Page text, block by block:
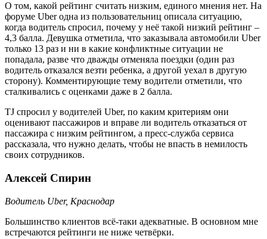
О том, какой рейтинг считать низким, единого мнения нет. На
форуме Uber одна из пользовательниц описала ситуацию,
когда водитель спросил, почему у неё такой низкий рейтинг –
4,3 балла. Девушка отметила, что заказывала автомобили Uber
только 13 раз и ни в какие конфликтные ситуации не
попадала, разве что дважды отменяла поездки (один раз
водитель отказался везти ребенка, а другой уехал в другую
сторону). Комментирующие тему водители отметили, что
сталкивались с оценками даже в 2 балла.
TJ спросил у водителей Uber, по каким критериям они
оценивают пассажиров и вправе ли водитель отказаться от
пассажира с низким рейтингом, а пресс-служба сервиса
рассказала, что нужно делать, чтобы не впасть в немилость
своих сотрудников.
Алексей Спирин
Водитель Uber, Краснодар
Большинство клиентов всё-таки адекватные. В основном мне
встречаются рейтинги не ниже четвёрки.